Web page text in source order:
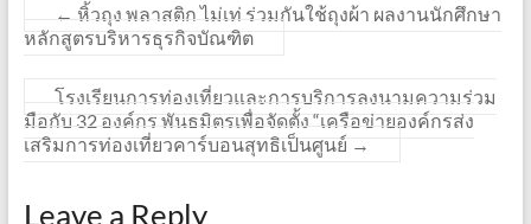
← หิ้วถุง พลาสติก ไม่เท่ ร่วมกันใช้ถุงผ้า ผลงานนักศึกษา
หลักสูตรบริหารธุรกิจบัณฑิต
โรงเรียนการท่องเที่ยวและการบริการลงนามความร่วม
มือกับ 32 องค์กร พันธมิตรเพื่อจัดตั้ง “เครือข่ายองค์กรส่ง
เสริมการท่องเที่ยวคาร์บอนสุทธิเป็นศูนย์ →
Leave a Reply